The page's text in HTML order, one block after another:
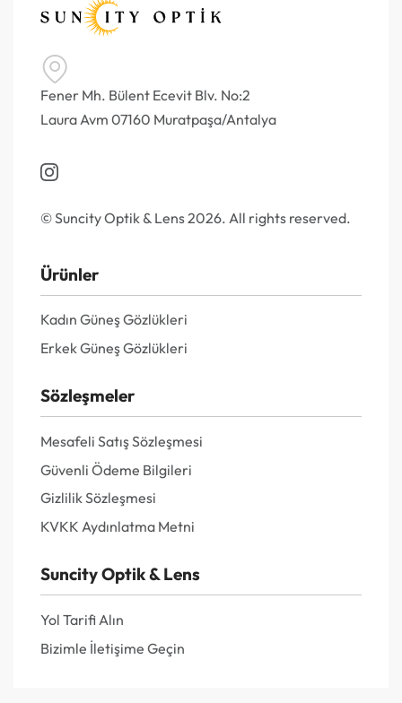
Fener Mh. Bülent Ecevit Blv. No:2
Laura Avm 07160 Muratpaşa/Antalya
© Suncity Optik & Lens 2026. All rights reserved.
Ürünler
Kadın Güneş Gözlükleri
Erkek Güneş Gözlükleri
Sözleşmeler
Mesafeli Satış Sözleşmesi
Güvenli Ödeme Bilgileri
Gizlilik Sözleşmesi
KVKK Aydınlatma Metni
Suncity Optik & Lens
Yol Tarifi Alın
Bizimle İletişime Geçin